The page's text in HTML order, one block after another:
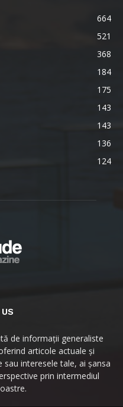
664
521
368
184
175
143
143
136
124
de informații generaliste
articole actuale și
interesele tale, ai șansa
prin intermediul